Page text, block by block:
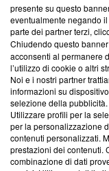
conformità agli
Su di noi
Team editoriale
Corporate
Redazione
Informativa
Cookie Policy
presente su questo
eventualmente negando
parte dei partner terzi,
Chiudendo questo
acconsenti al permanere
l’utilizzo di cookie o altri
Noi e i nostri partner
informazioni su
selezione della
Utilizzare profili per la
per la personalizzazione
contenuti personalizzati.
prestazioni dei contenuti.
combinazione di dati